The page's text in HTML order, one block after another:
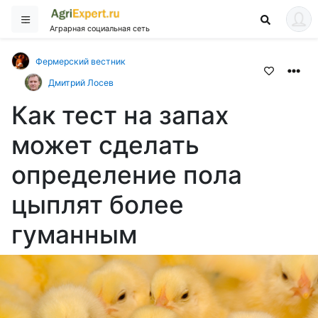
Аграрная социальная сеть
Фермерский вестник
Дмитрий Лосев
Как тест на запах
может сделать
определение пола
цыплят более
гуманным